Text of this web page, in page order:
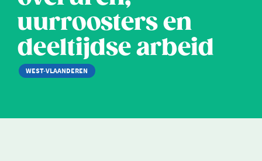
uurroosters en
deeltijdse arbeid
WEST-VLAANDEREN